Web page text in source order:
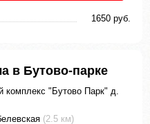
1650 руб.
в Бутово-парке
комплекс "Бутово Парк" д.
(2.5 км)